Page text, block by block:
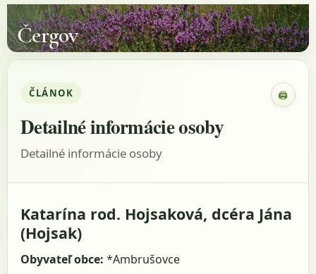
Čergov
ČLÁNOK 🖨
Detailné informácie osoby
Detailné informácie osoby
Katarína rod. Hojsaková, dcéra Jána
(Hojsak)
Obyvateľ obce: *Ambrušovce